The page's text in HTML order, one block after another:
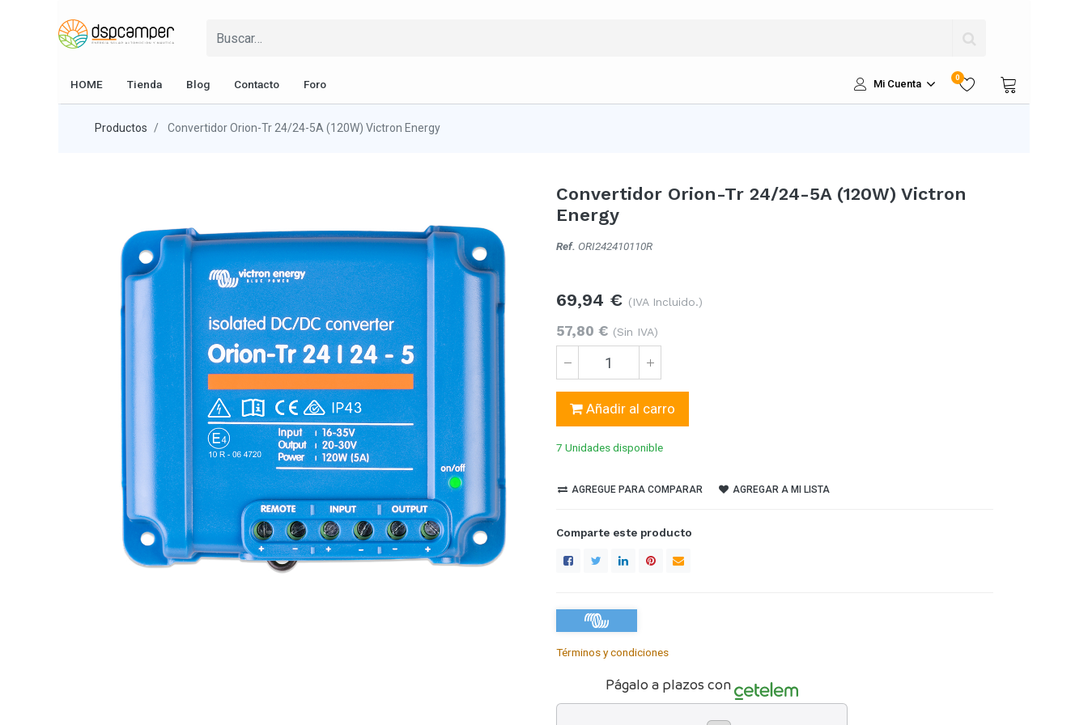
HOME Tienda Blog Contacto Foro Mi Cuenta
0
Productos Convertidor Orion-Tr 24/24-5A (120W) Victron Energy
Convertidor Orion-Tr 24/24-5A (120W) Victron
Energy
Ref. ORI242410110R
69,94 € (IVA Incluido.)
57,80 € (Sin IVA)
Añadir al carro
7 Unidadesdisponible
AGREGUE PARA COMPARAR AGREGAR A MI LISTA
Comparte este producto
Términos y condiciones
Págalo a plazos con